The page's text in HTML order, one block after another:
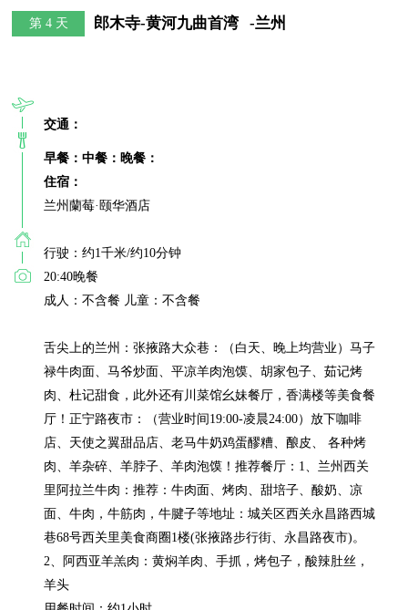
第 4 天 郎木寺-黄河九曲首湾   -兰州
交通：
早餐：中餐：晚餐：
住宿：
兰州蘭莓·颐华酒店
行驶：约1千米/约10分钟
20:40晚餐
成人：不含餐 儿童：不含餐
舌尖上的兰州：张掖路大众巷：（白天、晚上均营业）马子
禄牛肉面、马爷炒面、平凉羊肉泡馍、胡家包子、茹记烤
肉、杜记甜食，此外还有川菜馆幺妹餐厅，香满楼等美食餐
厅！正宁路夜市：（营业时间19:00-凌晨24:00）放下咖啡
店、天使之翼甜品店、老马牛奶鸡蛋醪糟、酿皮、 各种烤
肉、羊杂碎、羊脖子、羊肉泡馍！推荐餐厅：1、兰州西关
里阿拉兰牛肉：推荐：牛肉面、烤肉、甜培子、酸奶、凉
面、牛肉，牛筋肉，牛腱子等地址：城关区西关永昌路西城
巷68号西关里美食商圈1楼(张掖路步行街、永昌路夜市)。
2、阿西亚羊羔肉：黄焖羊肉、手抓，烤包子，酸辣肚丝，
羊头